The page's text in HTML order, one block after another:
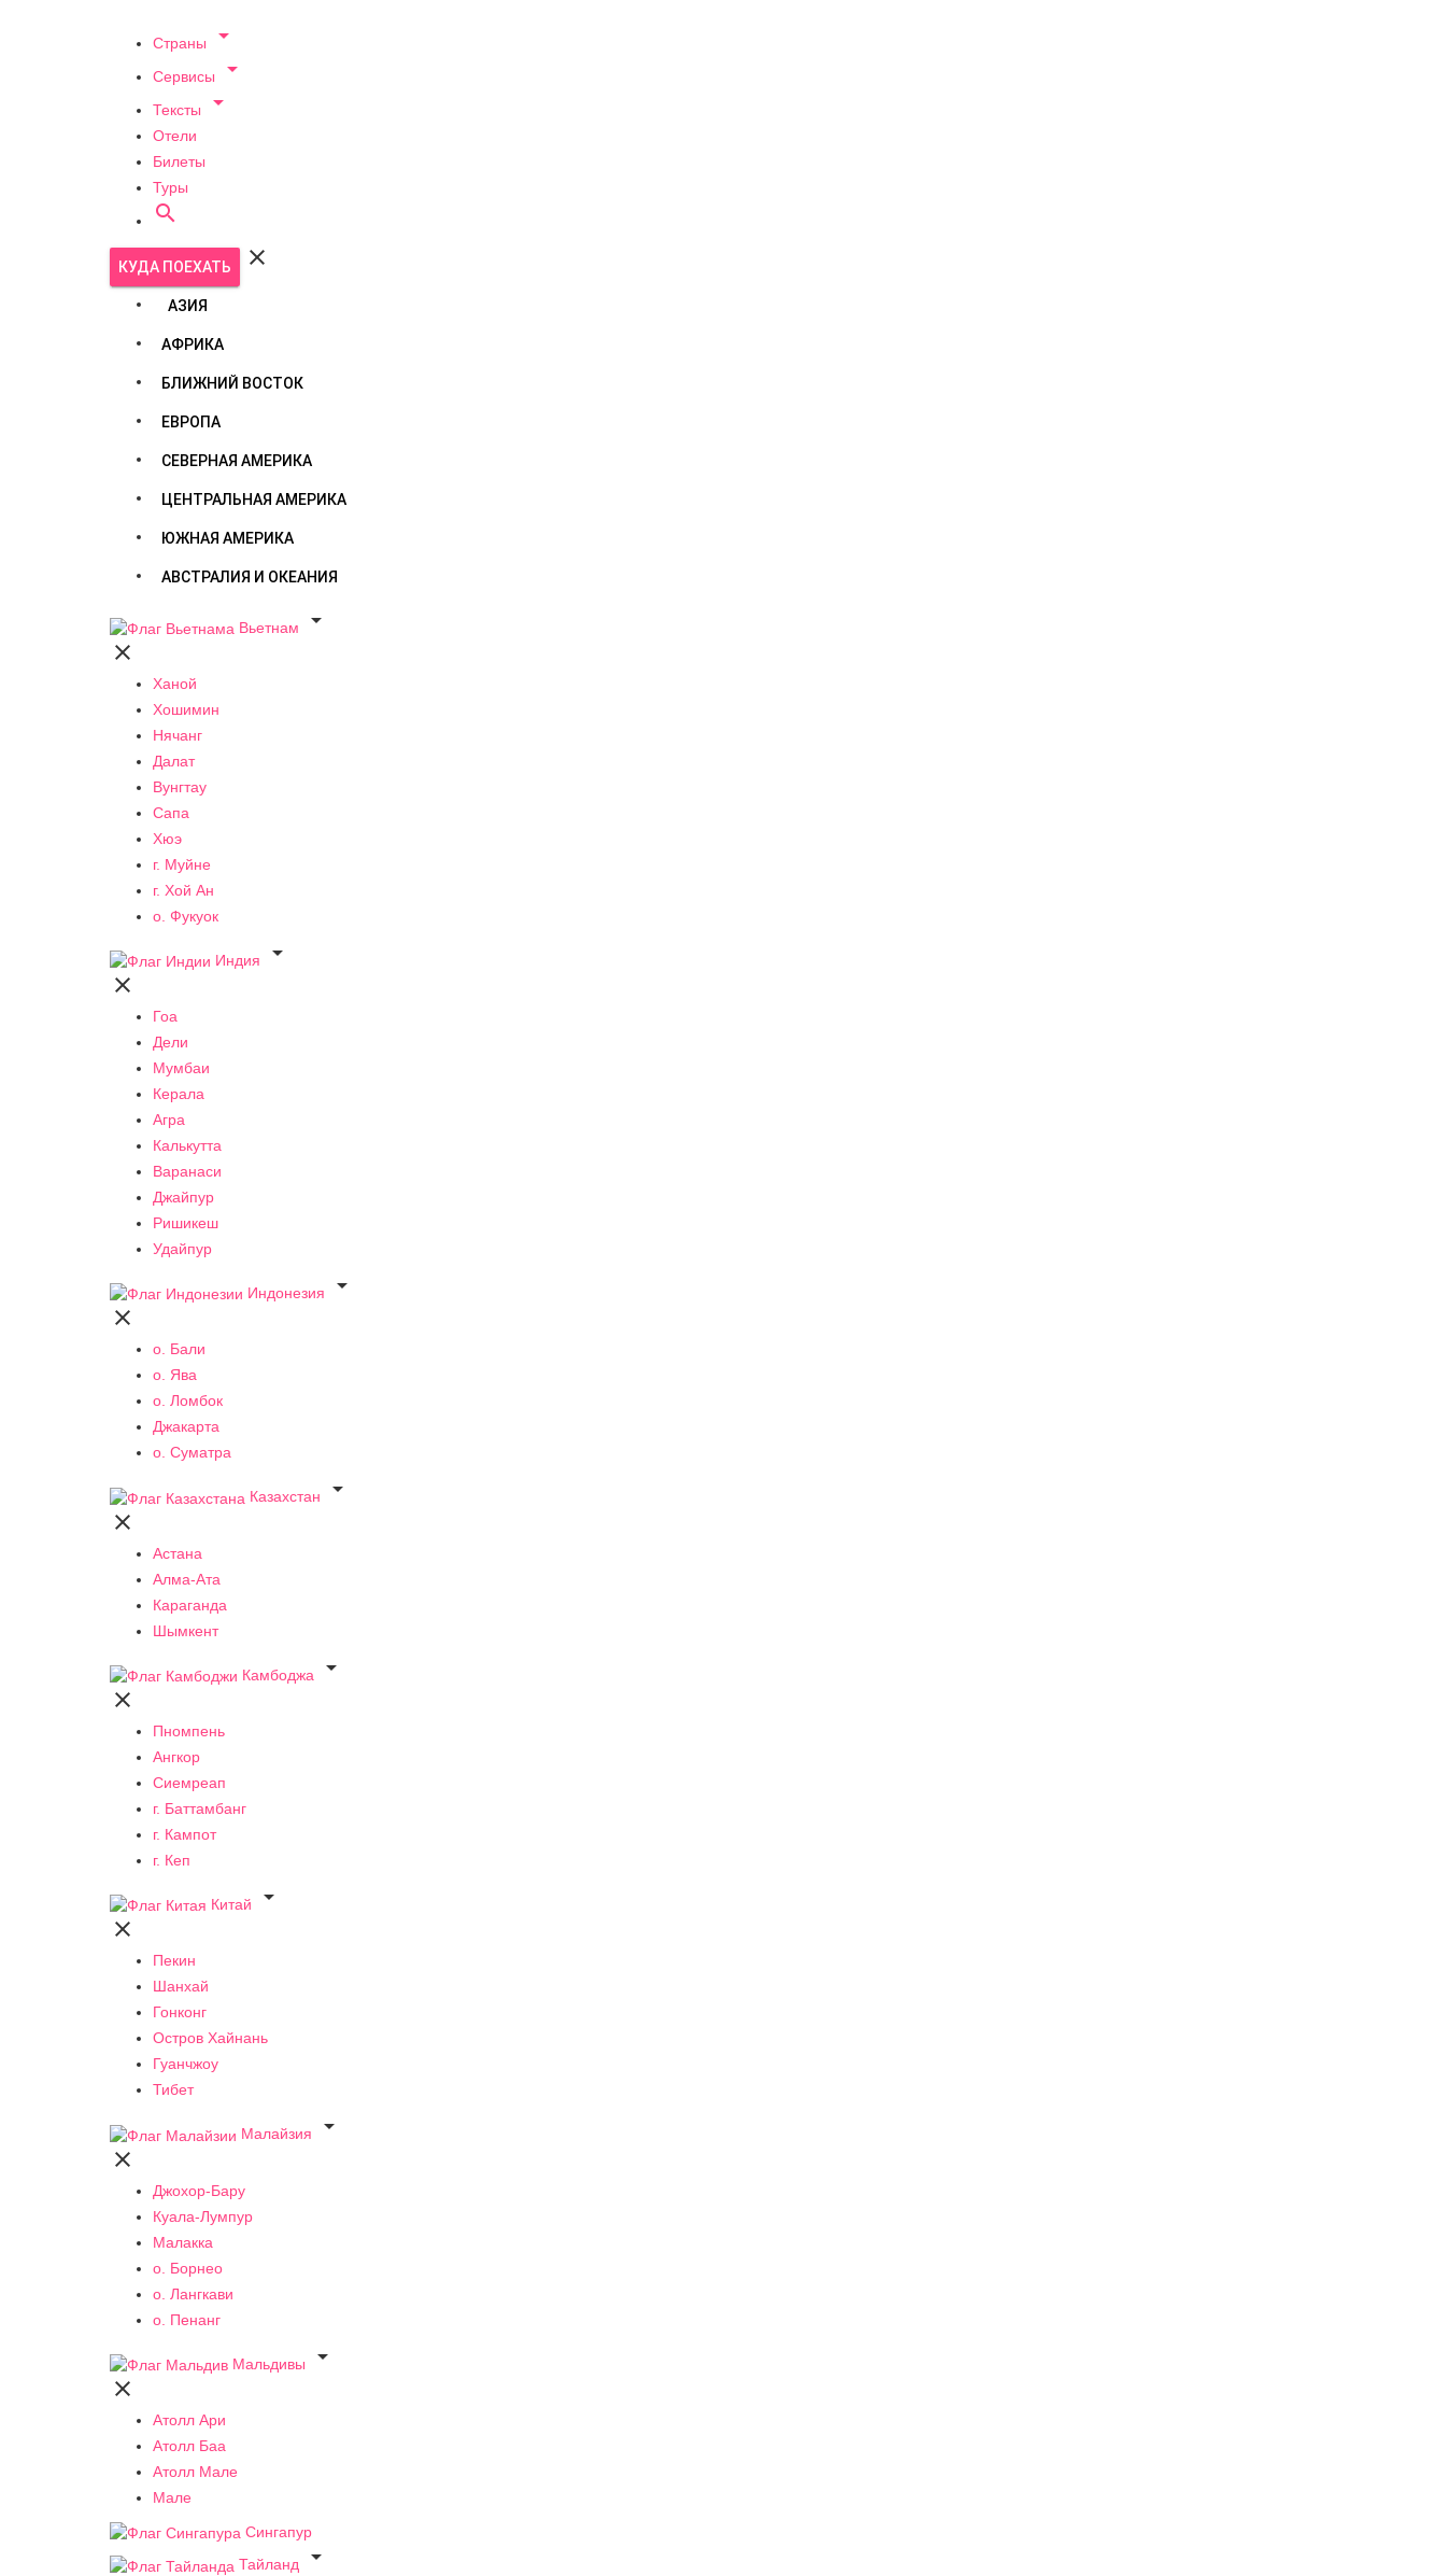
Страны 
Сервисы 
Тексты 
Отели
Билеты
Туры

КУДА ПОЕХАТЬ 
АЗИЯ
АФРИКА
БЛИЖНИЙ ВОСТОК
ЕВРОПА
СЕВЕРНАЯ АМЕРИКА
ЦЕНТРАЛЬНАЯ АМЕРИКА
ЮЖНАЯ АМЕРИКА
АВСТРАЛИЯ И ОКЕАНИЯ
Вьетнам


Ханой
Хошимин
Нячанг
Далат
Вунгтау
Сапа
Хюэ
г. Муйне
г. Хой Ан
о. Фукуок
Индия


Гоа
Дели
Мумбаи
Керала
Агра
Калькутта
Варанаси
Джайпур
Ришикеш
Удайпур
Индонезия


о. Бали
о. Ява
о. Ломбок
Джакарта
о. Суматра
Казахстан


Астана
Алма-Ата
Караганда
Шымкент
Камбоджа


Пномпень
Ангкор
Сиемреап
г. Баттамбанг
г. Кампот
г. Кеп
Китай


Пекин
Шанхай
Гонконг
Остров Хайнань
Гуанчжоу
Тибет
Малайзия


Джохор-Бару
Куала-Лумпур
Малакка
о. Борнео
о. Лангкави
о. Пенанг
Мальдивы


Атолл Ари
Атолл Баа
Атолл Мале
Мале
Сингапур
Тайланд
